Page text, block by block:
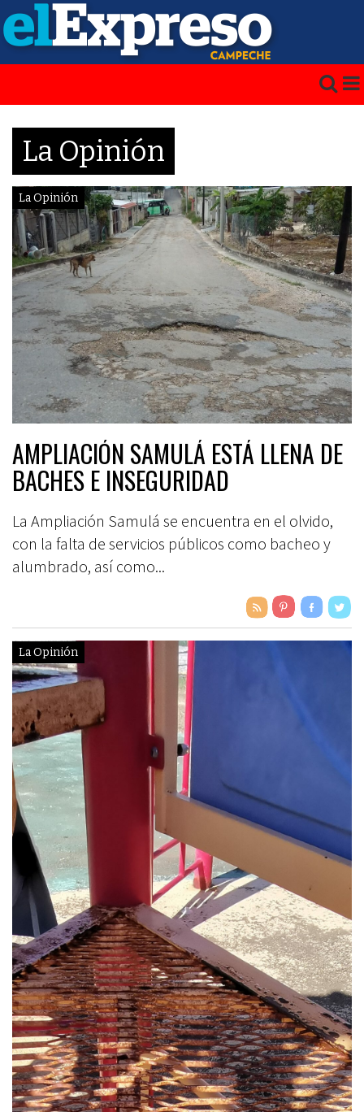
La Opinión
La Opinión
AMPLIACIÓN SAMULÁ ESTÁ LLENA DE
BACHES E INSEGURIDAD
La Ampliación Samulá se encuentra en el olvido,
con la falta de servicios públicos como bacheo y
alumbrado, así como...
La Opinión